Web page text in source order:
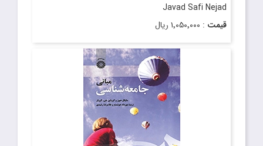
Javad Safi Nejad
قیمت : ۱٬۰۵۰٬۰۰۰ ریال
: فروردین ۱۳۹۵